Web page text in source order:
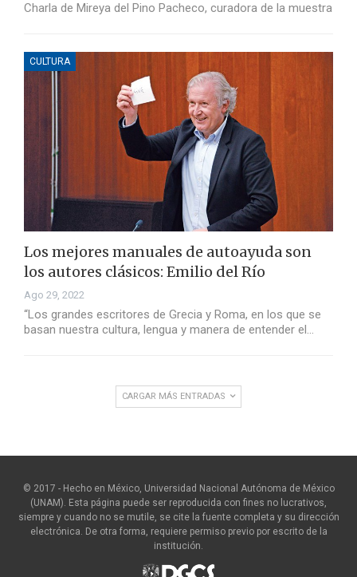
Charla de Mireya del Pino Pacheco, curadora de la muestra
CULTURA
Los mejores manuales de autoayuda son
los autores clásicos: Emilio del Río
Ago 29, 2022
“Los grandes escritores de Grecia y Roma, en los que se
basan nuestra cultura, lengua y manera de entender el…
CARGAR MÁS ENTRADAS
© 2017 - Hecho en México, Universidad Nacional Autónoma de México
(UNAM). Esta página puede ser reproducida con fines no lucrativos,
siempre y cuando no se mutile, se cite la fuente completa y su dirección
electrónica. De otra forma, requiere permiso previo por escrito de la
institución.